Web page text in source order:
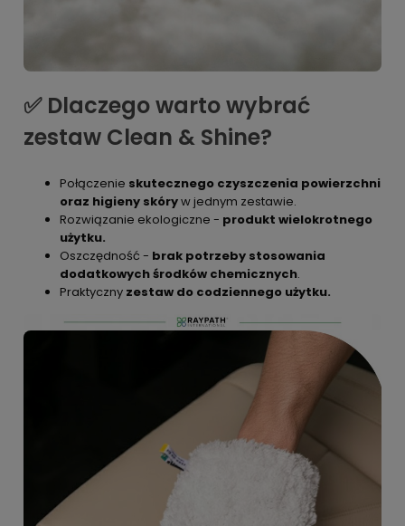
✅ Dlaczego warto wybrać
zestaw Clean & Shine?
Połączenie skutecznego czyszczenia powierzchni
oraz higieny skóryw jednym zestawie.
Rozwiązanie ekologiczne - produkt wielokrotnego
użytku.
Oszczędność - brak potrzeby stosowania
dodatkowych środków chemicznych.
Praktyczny zestaw do codziennego użytku.